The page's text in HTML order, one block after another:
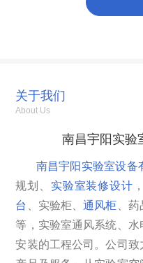
关于我们
About Us
南昌宇阳实验
南昌宇阳实验室设备
规划、 实验室装修设计
台
、实验柜、通风柜 、
等，实验室通风系统、
安装的工程公司。公司